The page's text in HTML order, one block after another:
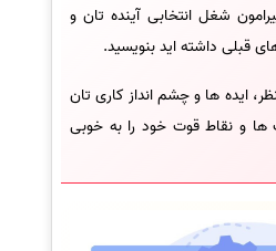
شغل انتخابی آینده تان و
قبلی داشته اید بنویسید.
ایده ها و چشم انداز کاری تان
ها و نقاط قوت خود را به خوبی